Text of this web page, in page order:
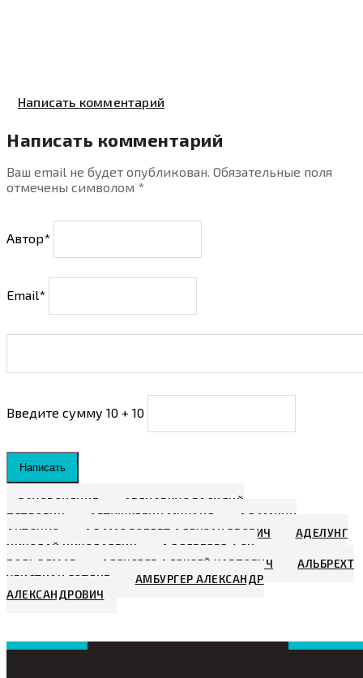
Написать комментарий
Написать комментарий
Ваш email не будет опубликован. Обязательные поля
отмечены символом *
Автор*
Email*
Введите сумму 10 + 10
Написать
ЗАХОРОНЕНИЯ
АВЕНАРИУС ВАСИЛИЙ
ПЕТРОВИЧ
АВТУШКЕВИЧ МИХАИЛ
АДАМИНИ
АНТОНИО
АДАМС РОБЕРТ АЛЕКСАНДРОВИЧ
АДЕЛУНГ
НИКОЛАЙ НИКОЛАЕВИЧ
АДЛЕРБЕРГ ФОН,
ВОЛЬДЕМАР
АЛЕКСЕЕВ АЛЕКСЕЙ КАРПОВИЧ
АЛЬБРЕХТ
ХРИСТИАН ГОТЛИБ
АМБУРГЕР АЛЕКСАНДР
АЛЕКСАНДРОВИЧ